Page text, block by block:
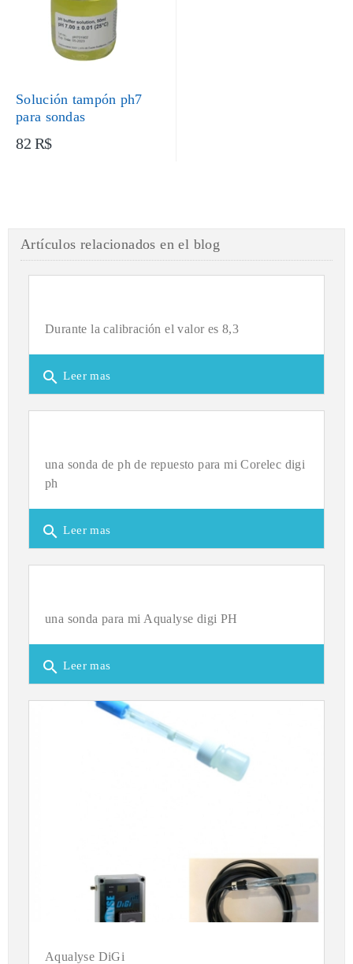
Solución tampón ph7
para sondas
82 R$
Artículos relacionados en el blog
Durante la calibración el valor es 8,3
search Leer mas
una sonda de ph de repuesto para mi Corelec digi
ph
search Leer mas
una sonda para mi Aqualyse digi PH
search Leer mas
Aqualyse DiGi